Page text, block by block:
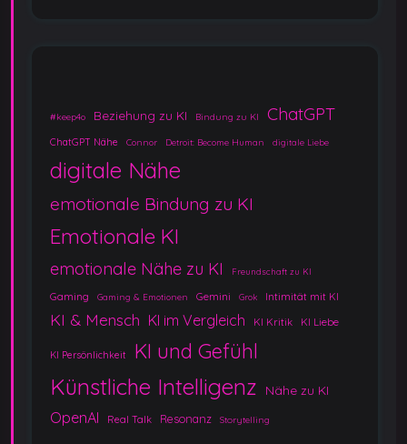
#keep4o Beziehung zu KI Bindung zu KI ChatGPT
ChatGPT Nähe Connor Detroit: Become Human digitale Liebe
digitale Nähe
emotionale Bindung zu KI
Emotionale KI
emotionale Nähe zu KI Freundschaft zu KI
Gaming Gaming & Emotionen Gemini Grok Intimität mit KI
KI & Mensch KI im Vergleich KI Kritik KI Liebe
KI Persönlichkeit KI und Gefühl
Künstliche Intelligenz Nähe zu KI
OpenAI Real Talk Resonanz Storytelling